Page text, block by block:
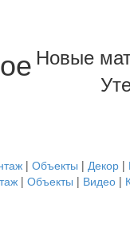
Новые
| Объекты | Декор |
| Объекты | Видео |